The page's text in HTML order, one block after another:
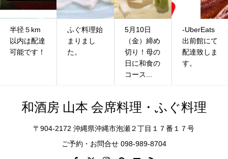
半径５km
以内は配達
可能です！
ふぐ料理始
まりまし
た。
5月10日
（金）締め
切り！母の
日に和食の
コース...
-UberEats
出前館にて
配達致しま
す。
和酒房 山本 会席料理・ふぐ料理
〒904-2172 沖縄県沖縄市泡瀬２丁目１７番１７号
ご予約・お問合せ 098-989-8704